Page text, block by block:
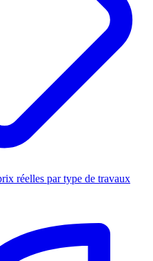
réelles par type de travaux